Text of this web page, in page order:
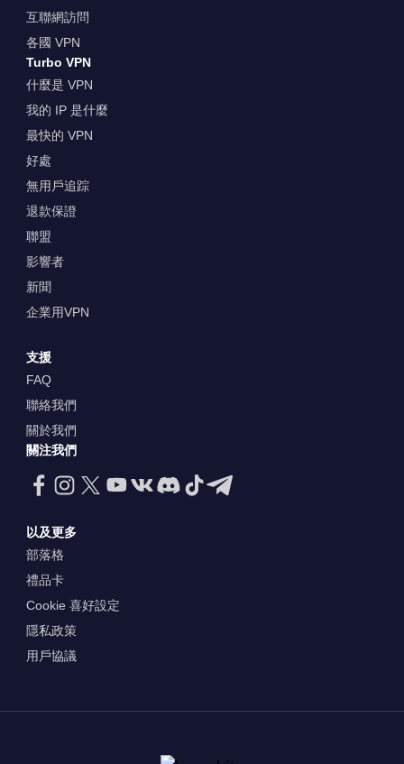
互聯網訪問
各國 VPN
Turbo VPN
什麼是 VPN
我的 IP 是什麼
最快的 VPN
好處
無用戶追踪
退款保證
聯盟
影響者
新聞
企業用VPN
支援
FAQ
聯絡我們
關於我們
關注我們
以及更多
部落格
禮品卡
Cookie 喜好設定
隱私政策
用戶協議